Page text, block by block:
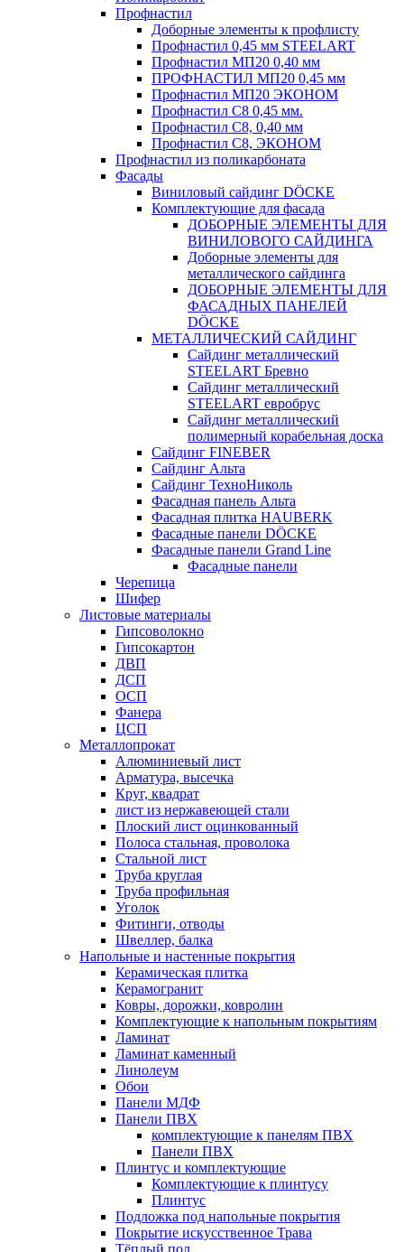
Профнастил
Доборные элементы к профлисту
Профнастил 0,45 мм STEELART
Профнастил МП20 0,40 мм
ПРОФНАСТИЛ МП20 0,45 мм
Профнастил МП20 ЭКОНОМ
Профнастил С8 0,45 мм.
Профнастил С8, 0,40 мм
Профнастил С8, ЭКОНОМ
Профнастил из поликарбоната
Фасады
Виниловый сайдинг DÖCKE
Комплектующие для фасада
ДОБОРНЫЕ ЭЛЕМЕНТЫ ДЛЯ
ВИНИЛОВОГО САЙДИНГА
Доборные элементы для
металлического сайдинга
ДОБОРНЫЕ ЭЛЕМЕНТЫ ДЛЯ
ФАСАДНЫХ ПАНЕЛЕЙ
DÖCKE
МЕТАЛЛИЧЕСКИЙ САЙДИНГ
Сайдинг металлический
STEELART Бревно
Сайдинг металлический
STEELART евробрус
Сайдинг металлический
полимерный корабельная доска
Сайдинг FINEBER
Сайдинг Альта
Сайдинг ТехноНиколь
Фасадная панель Альта
Фасадная плитка HAUBERK
Фасадные панели DÖCKE
Фасадные панели Grand Line
Фасадные панели
Черепица
Шифер
Листовые материалы
Гипсоволокно
Гипсокартон
ДВП
ДСП
ОСП
Фанера
ЦСП
Металлопрокат
Алюминиевый лист
Арматура, высечка
Круг, квадрат
лист из нержавеющей стали
Плоский лист оцинкованный
Полоса стальная, проволока
Стальной лист
Труба круглая
Труба профильная
Уголок
Фитинги, отводы
Швеллер, балка
Напольные и настенные покрытия
Керамическая плитка
Керамогранит
Ковры, дорожки, ковролин
Комплектующие к напольным покрытиям
Ламинат
Ламинат каменный
Линолеум
Обои
Панели МДФ
Панели ПВХ
комплектующие к панелям ПВХ
Панели ПВХ
Плинтус и комплектующие
Комплектующие к плинтусу
Плинтус
Подложка под напольные покрытия
Покрытие искусственное Трава